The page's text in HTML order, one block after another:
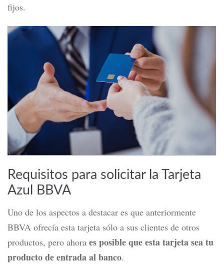
fijos.
Requisitos para solicitar la Tarjeta
Azul BBVA
Uno de los aspectos a destacar es que anteriormente
BBVA ofrecía esta tarjeta sólo a sus clientes de otros
productos, pero ahora es posible que esta tarjeta sea tu
producto de entrada al banco.